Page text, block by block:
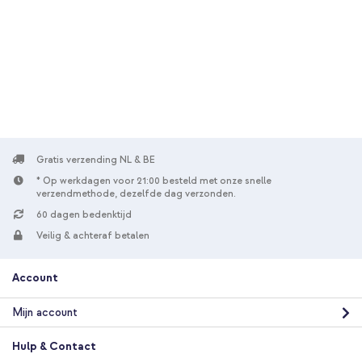
Gratis verzending NL & BE
* Op werkdagen voor 21:00 besteld met onze snelle
verzendmethode, dezelfde dag verzonden.
60 dagen bedenktijd
Veilig & achteraf betalen
Account
Mijn account
Hulp & Contact